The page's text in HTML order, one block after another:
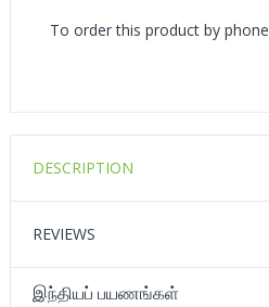
To order this product by
DESCRIPTION
REVIEWS
இந்தியப் பயணங்கள்